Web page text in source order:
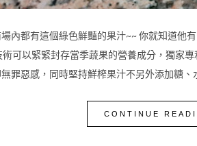
內都有這個綠色鮮豔的果汁~~ 你就知道他
可以緊緊封存當季蔬果的營養成分，獨家
罪惡感，同時堅持鮮榨果汁不另外添加糖
CONTINUE